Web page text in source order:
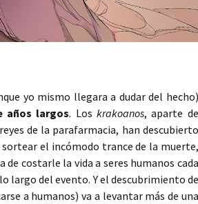
yo mismo llegara a dudar del hecho)
años largos. Loskrakoanos, aparte de
de la parafarmacia, han descubierto
sortear el incómodo trance de la muerte,
de costarle la vida a seres humanos cada
largo del evento. Y el descubrimiento de
a humanos) va a levantar más de una